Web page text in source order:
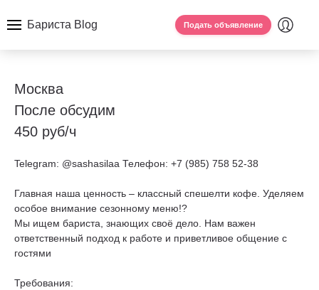
Бариста Blog Подать объявление
Москва
После обсудим
450 руб/ч
Telegram: @sashasilaa Телефон: +7 (985) 758 52-38
Главная наша ценность – классный спешелти кофе. Уделяем
особое внимание сезонному меню!?
Мы ищем бариста, знающих своё дело. Нам важен
ответственный подход к работе и приветливое общение с
гостями
Требования: